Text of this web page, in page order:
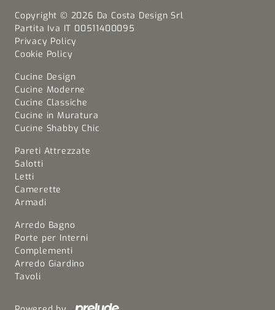
Copyright © 2026 Da Costa Design Srl
Partita Iva IT 00511400095
Privacy Policy
Cookie Policy
Cucine Design
Cucine Moderne
Cucine Classiche
Cucine in Muratura
Cucine Shabby Chic
Pareti Attrezzate
Salotti
Letti
Camerette
Armadi
Arredo Bagno
Porte per Interni
Complementi
Arredo Giardino
Tavoli